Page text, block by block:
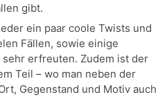
gibt.
ein paar coole Twists und
Fällen, sowie einige
erfreuten. Zudem ist der
Teil – wo man neben der
Gegenstand und Motiv auch